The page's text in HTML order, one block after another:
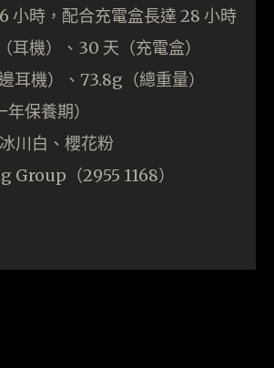
小時，配合充電盒長達 28 小時
耳機）、30 天（充電盒）
耳機）、73.8g（總重量）
保養期）
川白、櫻花粉
（2955 1168）